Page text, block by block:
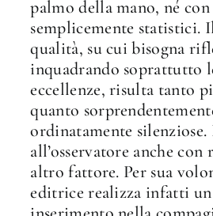
palmo della mano, né
semplicemente statistici.
qualità, su cui bisogna
inquadrando soprattutto
eccellenze, risulta tanto
quanto
ordinatamente silenziose.
all’osservatore anche
altro fattore. Per sua
editrice realizza infatti